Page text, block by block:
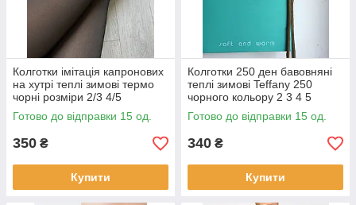
Колготки імітація капронових
на хутрі теплі зимові термо
чорні розміри 2/3 4/5
Готово до відправки 15 од.
350 ₴
Купити
Колготки 250 ден бавовняні
теплі зимові Teffany 250
чорного кольору 2 3 4 5
Готово до відправки 15 од.
340 ₴
Купити